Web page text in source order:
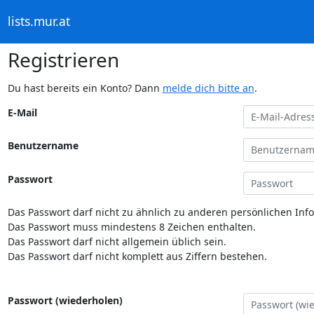
lists.mur.at
Registrieren
Du hast bereits ein Konto? Dann melde dich bitte an.
E-Mail
Benutzername
Passwort
Das Passwort darf nicht zu ähnlich zu anderen persönlichen
Das Passwort muss mindestens 8 Zeichen enthalten.
Das Passwort darf nicht allgemein üblich sein.
Das Passwort darf nicht komplett aus Ziffern bestehen.
Passwort (wiederholen)